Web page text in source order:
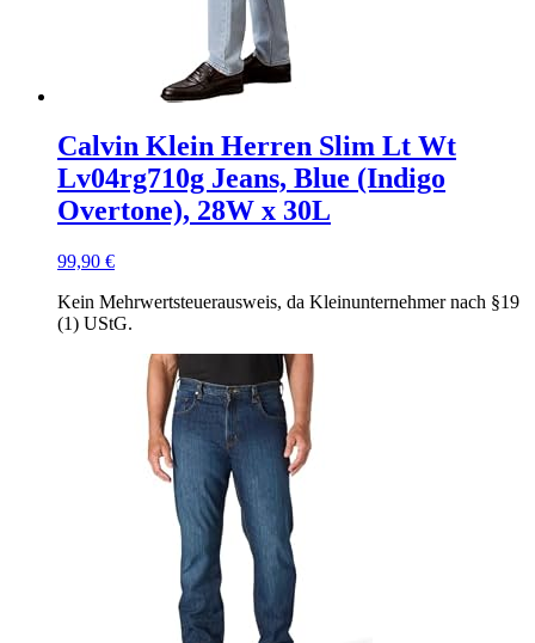
Calvin Klein Herren Slim Lt Wt
Lv04rg710g Jeans, Blue (Indigo
Overtone), 28W x 30L
99,90 €
Kein Mehrwertsteuerausweis, da Kleinunternehmer nach §19
(1) UStG.